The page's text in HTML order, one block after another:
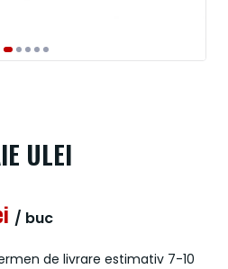
ULEI
de livrare estimativ 7-10
/ buc